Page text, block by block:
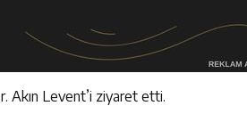
Akın Levent’i ziyaret etti.